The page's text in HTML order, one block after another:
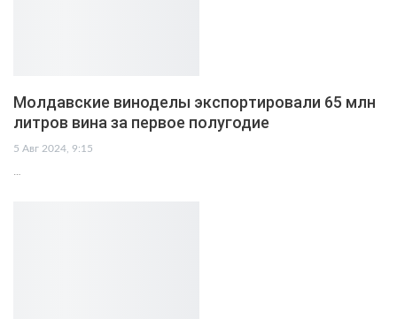
Молдавские виноделы экспортировали 65 млн
литров вина за первое полугодие
5 Авг 2024, 9:15